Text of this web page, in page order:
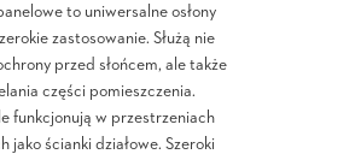
to uniwersalne osłony
zastosowanie. Służą nie
przed słońcem, ale także
części pomieszczenia.
funkcjonują w przestrzeniach
jako ścianki działowe. Szeroki